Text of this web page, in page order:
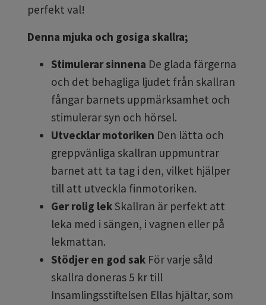
perfekt val!
Denna mjuka och gosiga skallra;
Stimulerar sinnena De glada färgerna
och det behagliga ljudet från skallran
fångar barnets uppmärksamhet och
stimulerar syn och hörsel.
Utvecklar motoriken Den lätta och
greppvänliga skallran uppmuntrar
barnet att ta tag i den, vilket hjälper
till att utveckla finmotoriken.
Ger rolig lekSkallran är perfekt att
leka med i sängen, i vagnen eller på
lekmattan.
Stödjer en god sak För varje såld
skallra doneras 5 kr till
Insamlingsstiftelsen Ellas hjältar, som